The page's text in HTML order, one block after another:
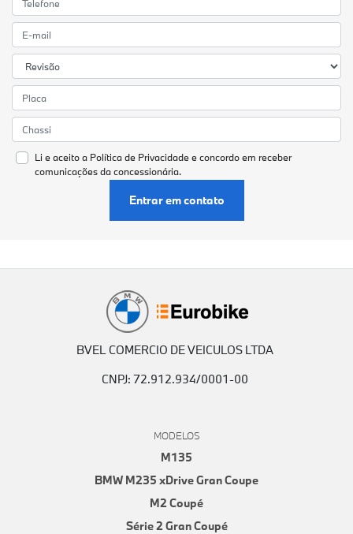
Li e aceito a Política de Privacidadee concordo em receber
comunicações da concessionária.
Entrar em contato
BVEL COMERCIO DE VEICULOS LTDA
CNPJ: 72.912.934/0001-00
MODELOS
M135
BMW M235 xDrive Gran Coupe
M2 Coupé
Série 2 Gran Coupé